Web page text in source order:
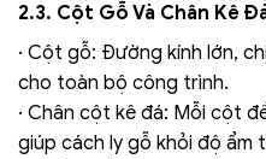
2.3. Cột Gỗ Và Chân Kê
· Cột gỗ: Đường kính lớn,
cho toàn bộ công trình.
· Chân cột kê đá: Mỗi cột
giúp cách ly gỗ khỏi độ